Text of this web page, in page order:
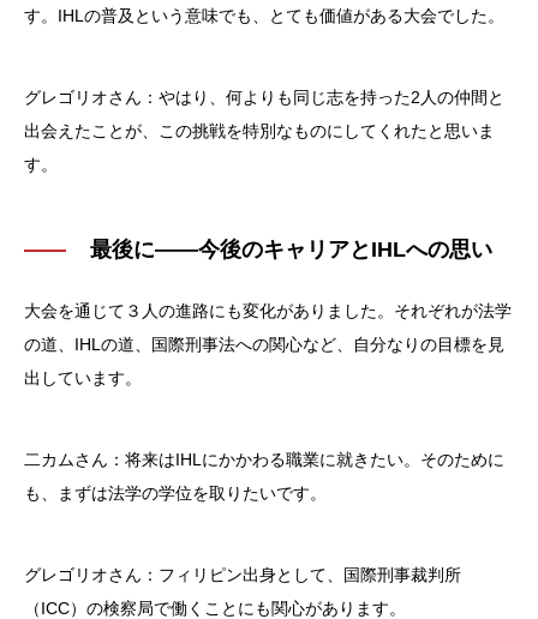
す。IHLの普及という意味でも、とても価値がある大会でした。
グレゴリオさん：やはり、何よりも同じ志を持った2人の仲間と
出会えたことが、この挑戦を特別なものにしてくれたと思いま
す。
最後に——今後のキャリアとIHLへの思い
大会を通じて３人の進路にも変化がありました。それぞれが法学
の道、IHLの道、国際刑事法への関心など、自分なりの目標を見
出しています。
二カムさん：将来はIHLにかかわる職業に就きたい。そのために
も、まずは法学の学位を取りたいです。
グレゴリオさん：フィリピン出身として、国際刑事裁判所
（ICC）の検察局で働くことにも関心があります。